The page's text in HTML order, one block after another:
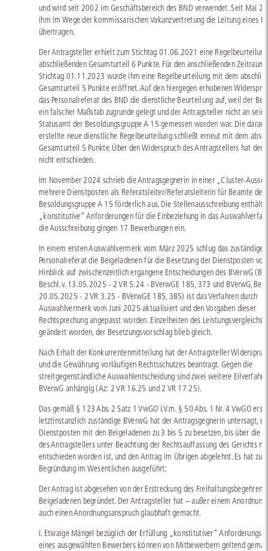
und wird seit 2002 im Geschäftsbereich des BND verwendet. Seit Mai
ihm im Wege der kommissarischen Vakanzvertretung die Leitung eines
übertragen.
Der Antragsteller erhielt zum Stichtag 01.06.2021 eine
abschließenden Gesamturteil 6 Punkte. Für den anschließenden
Stichtag 01.11.2023 wurde ihm eine Regelbeurteilung mit dem
Gesamturteil 5 Punkte eröffnet. Auf den hiergegen erhobenen
das Personalreferat des BND die dienstliche Beurteilung auf, weil der
ein falscher Maßstab zugrunde gelegt und der Antragsteller nicht an
Statusamt der Besoldungsgruppe A 15 gemessen worden war. Die
erstellte neue dienstliche Regelbeurteilung schließt erneut mit dem
Gesamturteil 5 Punkte. Über den Widerspruch des Antragstellers hat der
nicht entschieden.
Im November 2024 schrieb die Antragsgegnerin in einer „Cluster-
mehrere Dienstposten als Referatsleiter/Referatsleiterin für Beamte der
Besoldungsgruppe A 15 förderlich aus. Die Stellenausschreibung enthält
„konstitutive“ Anforderungen für die Einbeziehung in das
die Ausschreibung gingen 17 Bewerbungen ein.
In einem ersten Auswahlvermerk vom März 2025 schlug das zuständige
Personalreferat die Beigeladenen für die Besetzung der Dienstposten
Hinblick auf zwischenzeitlich ergangene Entscheidungen des BVerwG
Beschl. v. 13.05.2025 - 2 VR 5.24 - BVerwGE 185, 373 und BVerwG,
20.05.2025 - 2 VR 3.25 - BVerwGE 185, 385) ist das Verfahren durch
Auswahlvermerk vom Juni 2025 aktualisiert und den Vorgaben dieser
Rechtsprechung angepasst worden. Einzelheiten des Leistungsvergleichs
geändert worden, der Besetzungsvorschlag blieb gleich.
Nach Erhalt der Konkurrentenmitteilung hat der Antragsteller
und die Gewährung vorläufigen Rechtsschutzes beantragt. Gegen die
streitgegenständliche Auswahlentscheidung sind zwei weitere
BVerwG anhängig (Az: 2 VR 16.25 und 2 VR 17.25).
Das gemäß § 123 Abs. 2 Satz 1 VwGO i.V.m. § 50 Abs. 1 Nr. 4 VwGO
letztinstanzlich zuständige BVerwG hat der Antragsgegnerin untersagt,
Dienstposten mit den Beigeladenen zu 3 bis 5 zu besetzen, bis über die
des Antragstellers unter Beachtung der Rechtsauffassung des Gerichts
entschieden worden ist, und den Antrag im Übrigen abgelehnt. Es hat zur
Begründung im Wesentlichen ausgeführt:
Der Antrag ist abgesehen von der Erstreckung des
Beigeladenen begründet. Der Antragsteller hat – außer einem
auch einen Anordnungsanspruch glaubhaft gemacht.
I. Etwaige Mängel bezüglich der Erfüllung „konstitutiver“
eines ausgewählten Bewerbers können von Mitbewerbern geltend